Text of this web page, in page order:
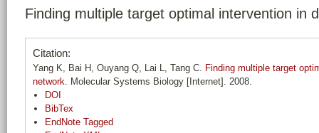
分
Finding multiple target optimal intervention in
Citation:
Yang K, Bai H, Ouyang Q, Lai L, Tang C. Finding multiple target
network. Molecular Systems Biology [Internet]. 2008.
DOI
BibTex
EndNote Tagged